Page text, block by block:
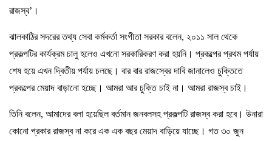
রাজস্ব’।
ঝালকাঠির সদরের তথ্য সেবা কর্মকর্তা সংগীতা সরকার বলেন, ২০১১ সাল থেকে
প্রকল্পটির কার্যক্রম চালু হলেও এখনো সরকারিকরণ করা হয়নি। প্রকল্পের প্রথম পর্যায়
শেষ হয়ে এখন দ্বিতীয় পর্যায় চলছে। বার বার রাজস্বের দাবি জানালেও চুক্তিতে
প্রকল্পের মেয়াদ বাড়ানো হচ্ছে। আমরা আর চুক্তি চাই না। আমরা রাজস্ব চাই।
তিনি বলেন, আমাদের বলা হয়েছিল বর্তমান জনবলসহ প্রকল্পটি রাজস্ব করা হবে। উনারা
কোনো প্রকার রাজস্ব না করে এক এক বছর মেয়াদ বাড়িয়ে যাচ্ছে। গত ৩০ জুন